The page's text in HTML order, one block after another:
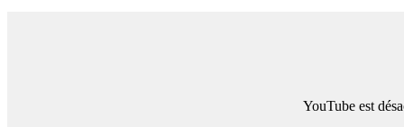
YouTube est